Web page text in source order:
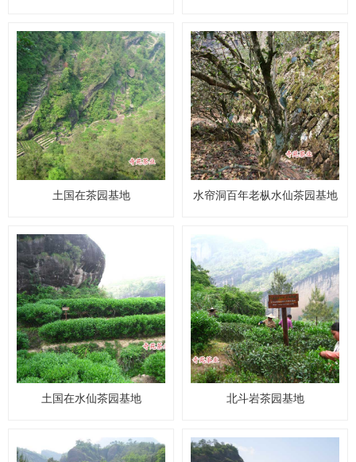
土国在茶园基地 水帘洞百年老枞水仙茶园基地
土国在水仙茶园基地 北斗岩茶园基地